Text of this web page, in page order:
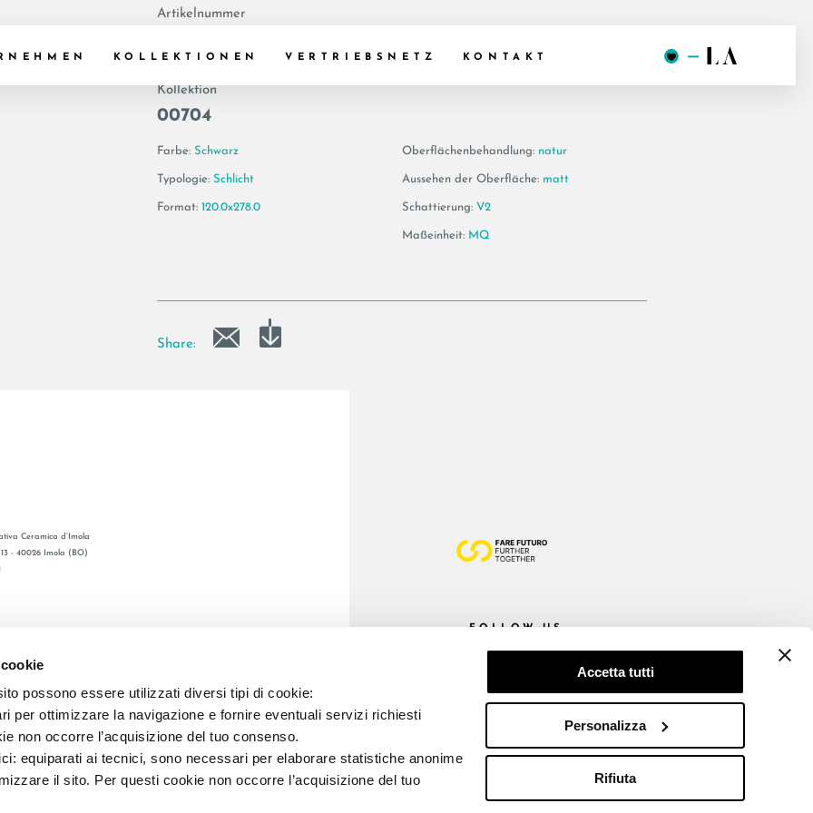
possono essere utilizzati diversi tipi di cookie:
per ottimizzare la navigazione e fornire eventuali servizi richiesti
non occorre l’acquisizione del tuo consenso.
equiparati ai tecnici, sono necessari per elaborare statistiche anonime
il sito. Per questi cookie non occorre l’acquisizione del tuo
Accetta tutti
Personalizza
Rifiuta
KOLLEKTIONEN VERTRIEBSNETZ KONTAKT
Artikelnummer
Kollektion
00704
Farbe: Schwarz
Typologie: Schlicht
Format: 120.0x278.0
Oberflächenbehandlung: natur
Aussehen der Oberfläche: matt
Schattierung: V2
Maßeinheit: MQ
Share:
Ceramica d’Imola
- 40026 Imola (BO)
FOLLOW US
E REG. IMPR. BO 00286900378 R.E.A. BO 5545